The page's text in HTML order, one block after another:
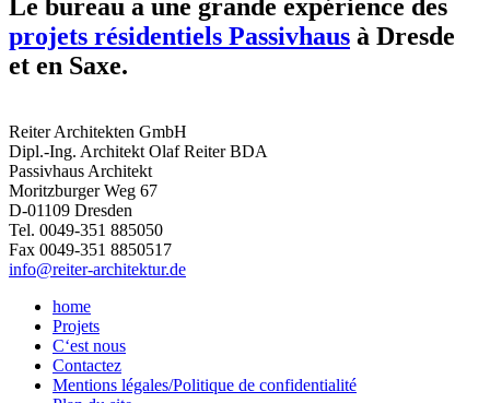
Le bureau a une grande expérience des
projets résidentiels Passivhaus à Dresde
et en Saxe.
Reiter Architekten GmbH
Dipl.-Ing. Architekt Olaf Reiter BDA
Passivhaus Architekt
Moritzburger Weg 67
D-01109 Dresden
Tel. 0049-351 885050
Fax 0049-351 8850517
info@reiter-architektur.de
home
Projets
C‘est nous
Contactez
Mentions légales/Politique de confidentialité